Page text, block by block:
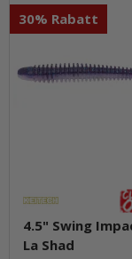
30% Rabatt
4.5" Swing
La Shad